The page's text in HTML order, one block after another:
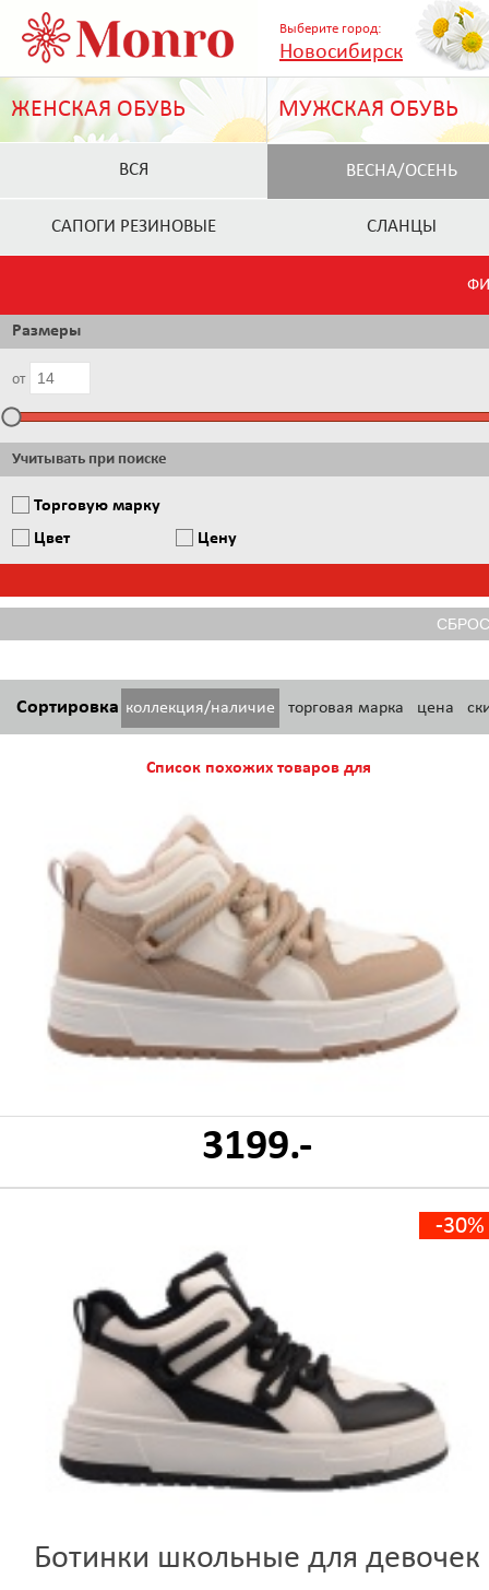
Выберите город:
Новосибирск
ЖЕНСКАЯ ОБУВЬ МУЖСКАЯ ОБУВЬ
ВСЯ ВЕСНА/ОСЕНЬ
САПОГИ РЕЗИНОВЫЕ СЛАНЦЫ
Размеры
от
Учитывать при поиске
Торговую марку
Цвет
Цену
Сортировка коллекция/наличие торговая марка цена
Список похожих товаров для
3199.-
-30%
Ботинки школьные для девочек